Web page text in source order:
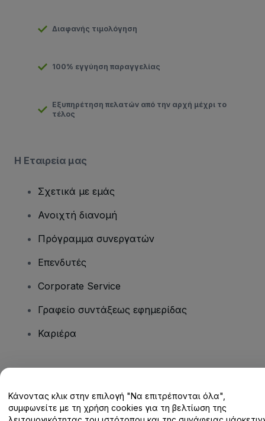
Διαφανής τιμολόγηση
100% εγγύηση παραγγελίας
Εξυπηρέτηση πελατών από την αρχή μέχρι το
τέλος
Η Εταιρεία μας
Σχετικά με εμάς
Ανοιχτή διανομή
Πρόγραμμα συνεργατών
Επενδυτές
Corporate Service
Γραφείο συντάξεως εφημερίδας
Καριέρα
Κέντρο βοήθειας / Επικοινωνήστε μαζί μας
Κάνοντας κλικ στην επιλογή "Να επιτρέπονται όλα",
συμφωνείτε με τη χρήση cookies για τη βελτίωση της